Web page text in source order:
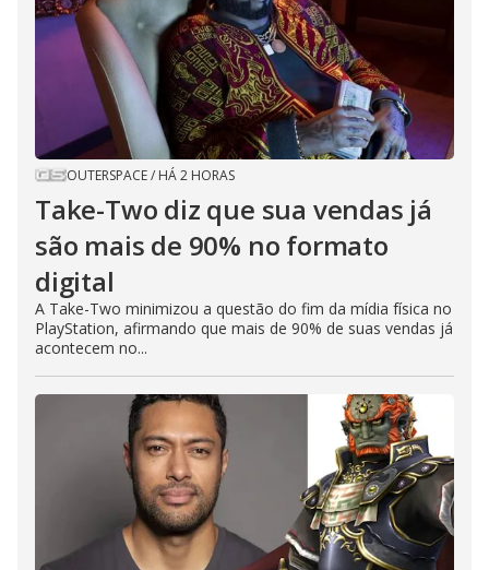
OUTERSPACE/ HÁ 2 HORAS
Take-Two diz que sua vendas já
são mais de 90% no formato
digital
A Take-Two minimizou a questão do fim da mídia física no
PlayStation, afirmando que mais de 90% de suas vendas já
acontecem no...